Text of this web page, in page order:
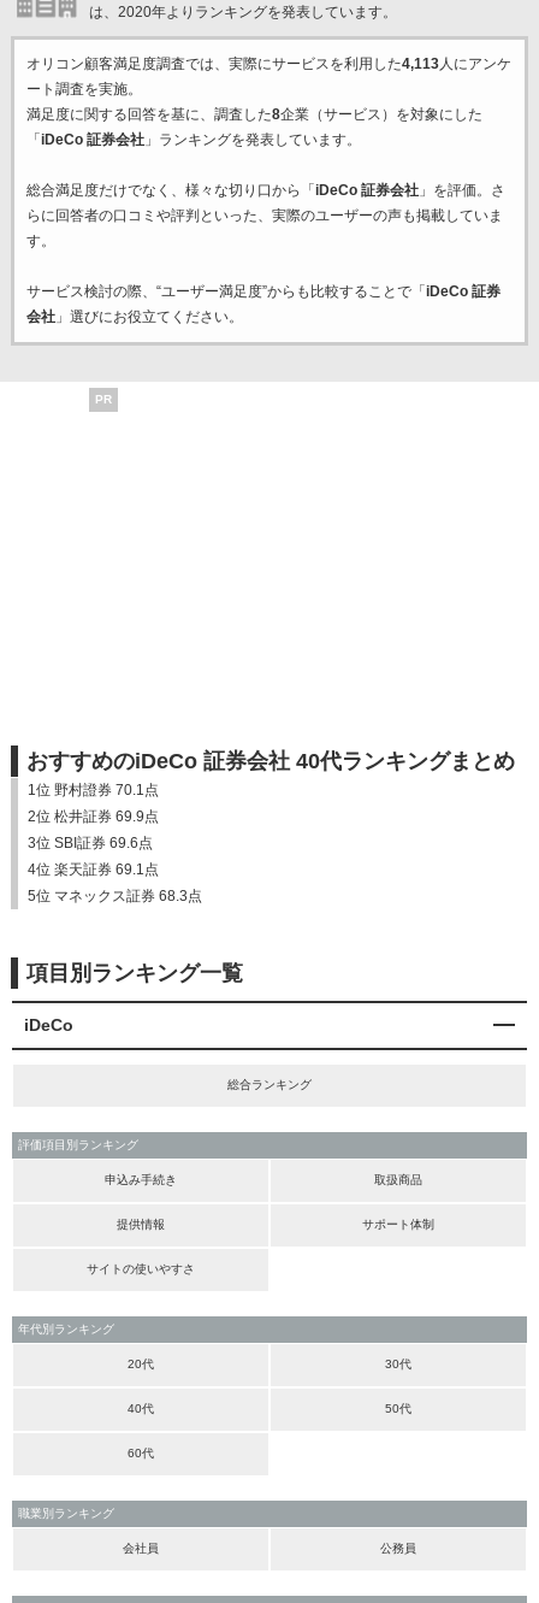
は、2020年よりランキングを発表しています。
オリコン顧客満足度調査では、実際にサービスを利用した4,113人にアンケ
ート調査を実施。
満足度に関する回答を基に、調査した8企業（サービス）を対象にした
「iDeCo 証券会社」ランキングを発表しています。
総合満足度だけでなく、様々な切り口から「iDeCo 証券会社」を評価。さ
らに回答者の口コミや評判といった、実際のユーザーの声も掲載していま
す。
サービス検討の際、“ユーザー満足度”からも比較することで「iDeCo 証券
会社」選びにお役立てください。
PR
おすすめのiDeCo 証券会社 40代ランキングまとめ
1位 野村證券 70.1点
2位 松井証券 69.9点
3位 SBI証券 69.6点
4位 楽天証券 69.1点
5位 マネックス証券 68.3点
項目別ランキング一覧
iDeCo
総合ランキング
評価項目別ランキング
申込み手続き 取扱商品
提供情報 サポート体制
サイトの使いやすさ
年代別ランキング
20代 30代
40代 50代
60代
職業別ランキング
会社員 公務員